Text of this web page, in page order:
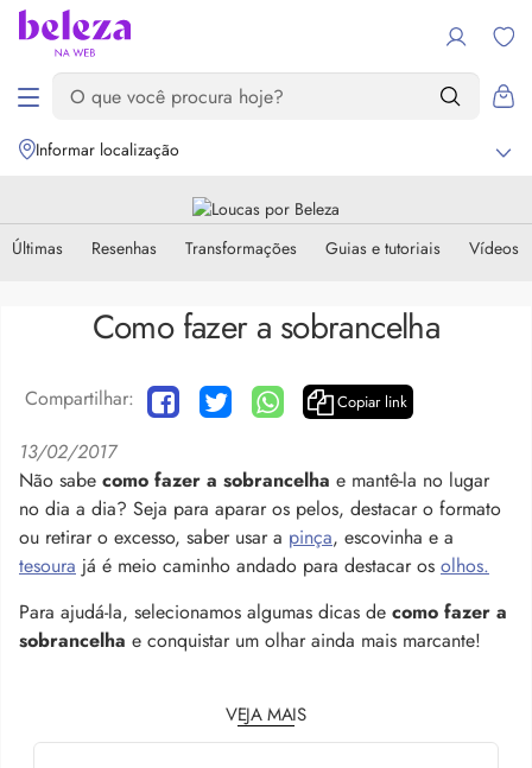
Informar localização
Últimas Resenhas Transformações Guias e tutoriais Vídeos
Como fazer a sobrancelha
Compartilhar: Copiar link
13/02/2017
Não sabe como fazer a sobrancelha e mantê-la no lugar
no dia a dia? Seja para aparar os pelos, destacar o formato
ou retirar o excesso, saber usar a pinça, escovinha e a
tesoura já é meio caminho andado para destacar os olhos.
Para ajudá-la, selecionamos algumas dicas de como fazer a
sobrancelha e conquistar um olhar ainda mais marcante!
VEJA MAIS